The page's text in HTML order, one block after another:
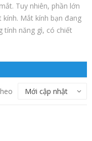
Tuy nhiên, phần lớn
Mắt kính bạn đang
tính năng gì, có chiết